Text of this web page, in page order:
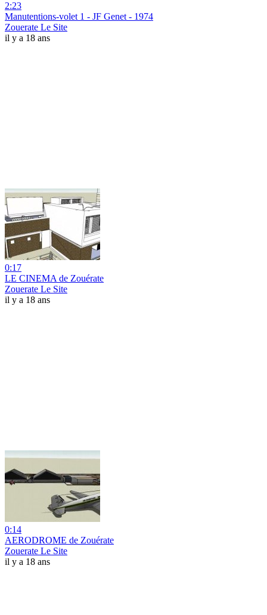
2:23
Manutentions-volet 1 - JF Genet - 1974
Zouerate Le Site
il y a 18 ans
0:17
LE CINEMA de Zouérate
Zouerate Le Site
il y a 18 ans
0:14
AERODROME de Zouérate
Zouerate Le Site
il y a 18 ans